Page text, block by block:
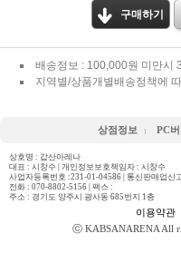
구매하기
배송정보 : 100,000원 미만시
지역별/상품개별배송정책에
상점정보 PC
상호명 : 갑산아레나
대표 : 시창수 | 개인정보보호책임자 : 시창수
사업자등록번호 :231-01-04586 | 통신판매업신
전화 : 070-8802-5156 | 팩스 :
주소 : 경기도 양주시 광사동 685번지 1층
이용약관
ⓒ KABSANARENA All